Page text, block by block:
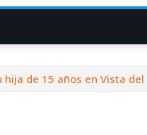
de 15 años en Vista del